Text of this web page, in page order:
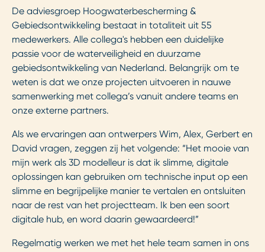
De adviesgroep Hoogwaterbescherming &
Gebiedsontwikkeling bestaat in totaliteit uit 55
medewerkers. Alle collega's hebben een duidelijke
passie voor de waterveiligheid en duurzame
gebiedsontwikkeling van Nederland. Belangrijk om te
weten is dat we onze projecten uitvoeren in nauwe
samenwerking met collega’s vanuit andere teams en
onze externe partners.
Als we ervaringen aan ontwerpers Wim, Alex, Gerbert en
David vragen, zeggen zij het volgende: “Het mooie van
mijn werk als 3D modelleur is dat ik slimme, digitale
oplossingen kan gebruiken om technische input op een
slimme en begrijpelijke manier te vertalen en ontsluiten
naar de rest van het projectteam. Ik ben een soort
digitale hub, en word daarin gewaardeerd!”
Regelmatig werken we met het hele team samen in ons